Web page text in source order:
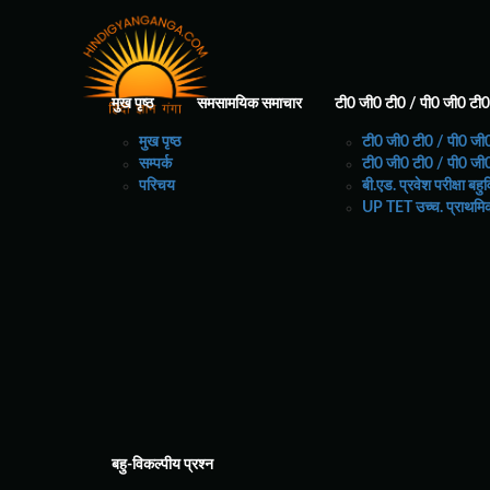
मुख पृष्ठ
मुख पृष्ठ
सम्पर्क
परिचय
समसामयिक समाचार टी0 जी0 टी0 / पी0 जी0 टी0
टी0 जी0 टी0 / पी0
टी0 जी0 टी0 / पी0
बी.एड. प्रवेश परीक्षा
UP TET उच्च.
बहु-विकल्पीय प्रश्न
संस्कृत साहित्य का सम्पूर्ण
पुराणों का परिचय